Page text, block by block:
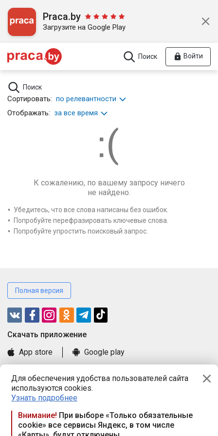
Для обеспечения удобства пользователей сайта
используются cookies.
Узнать подробнее
Внимание! При выборе «Только обязательные
cookie» все сервисы Яндекс, в том числе
Praca.by
Загрузите на Google Play
Поиск Войти
Поиск
Сортировать: по релевантности
Отображать: за все время
К сожалению, по вашему запросу ничего
не найдено.
Убедитесь, что все слова написаны без ошибок.
Попробуйте перефразировать ключевые слова.
Попробуйте упростить поисковый запрос.
Полная версия
Cкачать приложение
App store
Google play
Книга замечаний и предложений
Правила и документы
Praca.by © 2000—2026, ООО «ПРАЦА БАЙ»
Республика Беларусь, 220114, г. Минск, пр-т Независимости
117а, пом. № 9.